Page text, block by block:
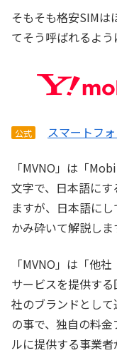
そもそも格安SIMは
てそう呼ばれるよう
公式 スマートフ
「MVNO」は「
文字で、日本語に
ますが、日本語に
かみ砕いて解説しま
「MVNO」は「他
サービスを提供す
社のブランドとして
の事で、独自の料
ルに提供する事業